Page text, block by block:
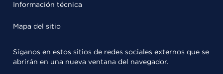
Información técnica
Mapa del sitio
Síganos en estos sitios de redes sociales externos que se
abrirán en una nueva ventana del navegador.